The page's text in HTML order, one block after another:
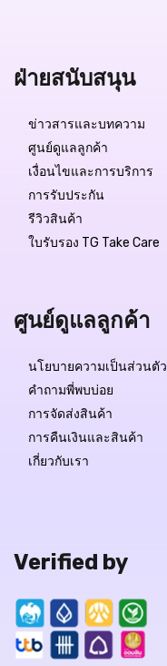
฿6,999.-
สถานะสินค้า:
ฝ่ายสนับสนุน
ข่าวสารและบทความ
ศูนย์ดูแลลูกค้า
เงื่อนไขและการบริการ
การรับประกัน
รีวิวสินค้า
ใบรับรอง TG Take Care
ศูนย์ดูแลลูกค้า
นโยบายความเป็นส่วนตัว
คำถามพี่พบบ่อย
การจัดส่งสินค้า
การคืนเงินและสินค้า
เกี่ยวกับเรา
Verified by